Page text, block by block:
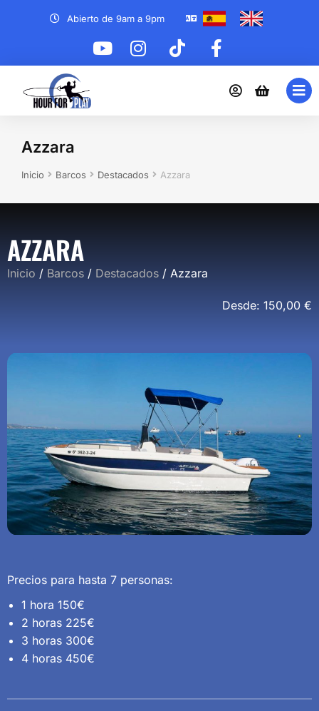
Abierto de 9am a 9pm
Azzara
Estás aquí:
Inicio Barcos Destacados Azzara
AZZARA
Inicio / Barcos / Destacados / Azzara
Desde: 150,00 €
Precios para hasta 7 personas:
1 hora 150€
2 horas 225€
3 horas 300€
4 horas 450€